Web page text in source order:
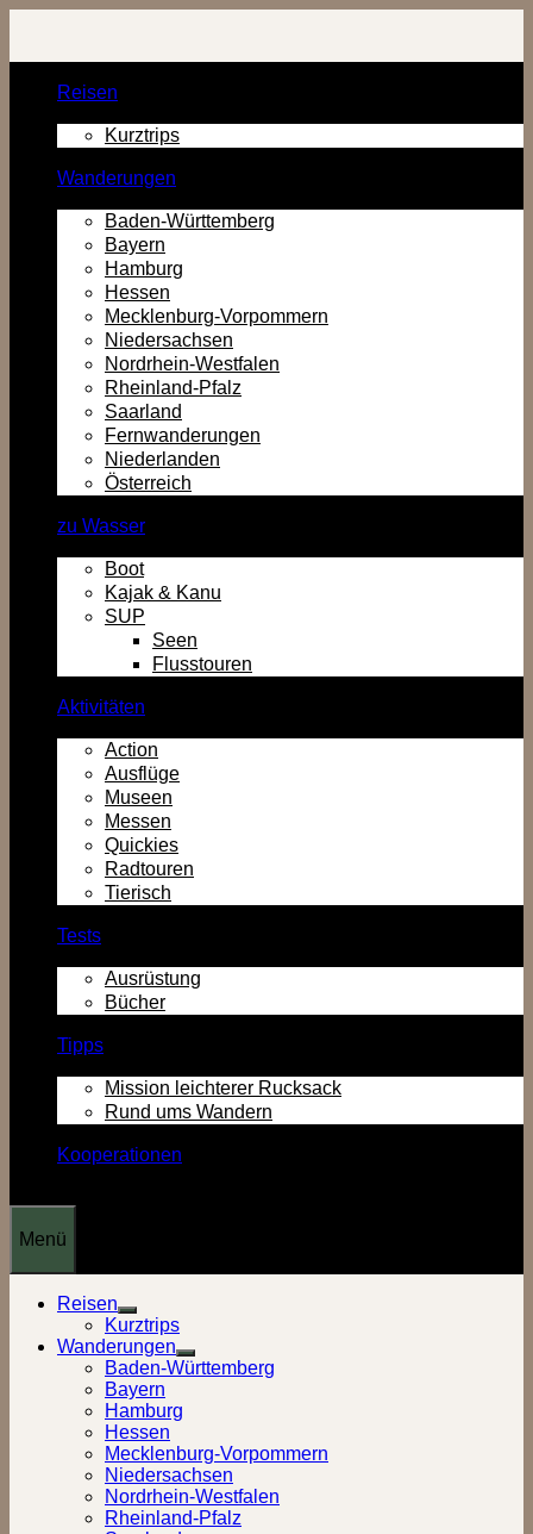
Inhalt
Reisen
Kurztrips
Wanderungen
Baden-Württemberg
Bayern
Hamburg
Hessen
Mecklenburg-Vorpommern
Niedersachsen
Nordrhein-Westfalen
Rheinland-Pfalz
Saarland
Fernwanderungen
Niederlanden
Österreich
zu Wasser
Boot
Kajak & Kanu
SUP
Seen
Flusstouren
Aktivitäten
Action
Ausflüge
Museen
Messen
Quickies
Radtouren
Tierisch
Tests
Ausrüstung
Bücher
Tipps
Mission leichterer Rucksack
Rund ums Wandern
Kooperationen
Menü
Reisen
Show
sub
menu
Kurztrips
Wanderungen
Show
sub
Baden-Württemberg
Bayern
Hamburg
Hessen
Mecklenburg-Vorpommern
Niedersachsen
Nordrhein-Westfalen
Rheinland-Pfalz